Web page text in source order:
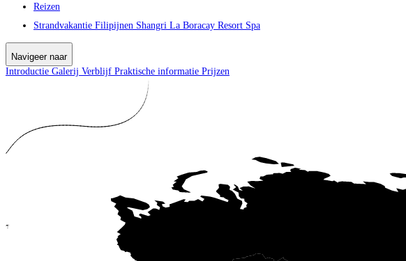
Reizen
Strandvakantie Filipijnen Shangri La Boracay Resort Spa
Navigeer naar
Introductie Galerij Verblijf Praktische informatie Prijzen